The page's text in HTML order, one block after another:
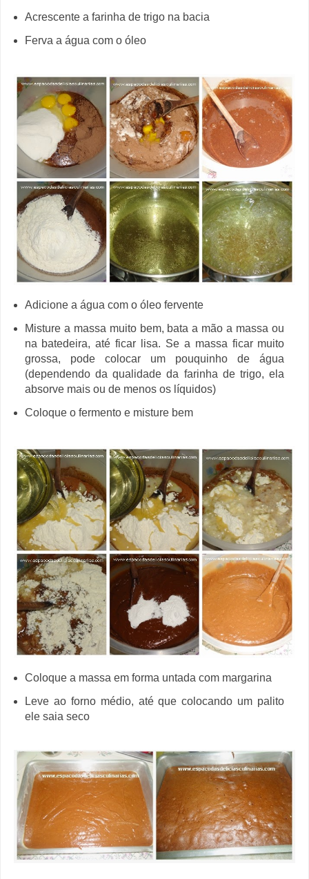
Acrescente a farinha de trigo na bacia
Ferva a água com o óleo
Adicione a água com o óleo fervente
Misture a massa muito bem, bata a mão a massa ou
na batedeira, até ficar lisa. Se a massa ficar muito
grossa, pode colocar um pouquinho de água
(dependendo da qualidade da farinha de trigo, ela
absorve mais ou de menos os líquidos)
Coloque o fermento e misture bem
Coloque a massa em forma untada com margarina
Leve ao forno médio, até que colocando um palito
ele saia seco